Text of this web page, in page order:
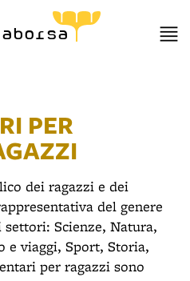
PER
dei ragazzi e dei
del genere
Scienze, Natura,
e viaggi, Sport, Storia,
per ragazzi sono